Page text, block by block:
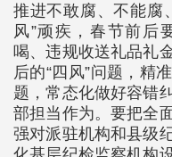
推进不敢腐、不能腐
风”顽疾，春节前后
喝、违规收送礼品礼
后的“四风”问题，精
题，常态化做好容错
部担当作为。要把全
强对派驻机构和县级